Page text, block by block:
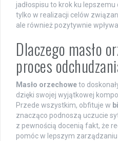
jadłospisu to krok ku
tylko w realizacji celów
ale również pozytywnie
Dlaczego masło
proces
Masło orzechoweto
dzięki swojej wyjątkowej
Przede wszystkim, obfituje w
znacząco podnoszą uczucie
z pewnością docenią fakt, że
pomóc w lepszym